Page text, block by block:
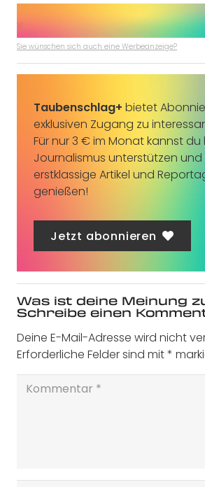
Sie wünschen sich auch eine Werbeanzeige?
Taubenschlag+ bietet
exklusiven Zugang zu
Für nur 3 € im Monat kannst
Journalismus unterstützen
erstklassige Artikel und
genießen!
Jetzt abonnieren
Was ist deine Meinung
Schreibe einen
Deine E-Mail-Adresse wird nicht
Erforderliche Felder sind mit*